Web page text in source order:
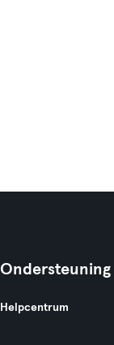
Ondersteuning
Helpcentrum